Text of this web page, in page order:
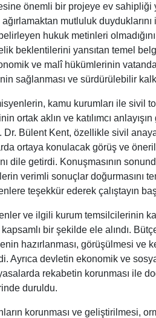
önemli bir projeye ev
ağırlamaktan mutluluk
hukuk metinleri
beklentilerini yansıtan temel
ve malî hükümlerinin
sağlanması ve sürdürülebilir
kamu kurumları ile sivil
ortak aklın ve katılımcı
Bülent Kent, özellikle sivil
ortaya konulacak görüş ve
dile getirdi. Konuşmasının
verimli sonuçlar doğurmasını
teşekkür ederek çalıştayın
ve ilgili kurum temsilcilerinin
bir şekilde ele alındı.
hazırlanması, görüşülmesi
Ayrıca devletin ekonomik ve
rekabetin korunması ile
duruldu.
korunması ve geliştirilmesi,